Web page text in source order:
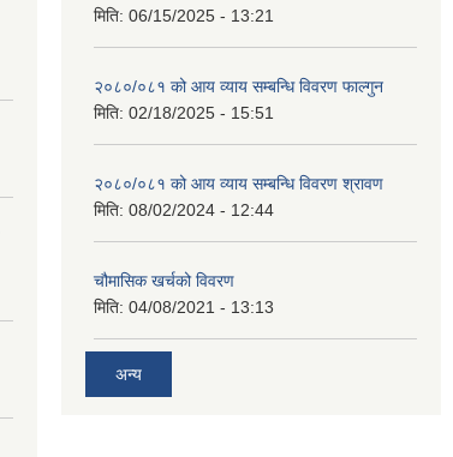
मिति: 06/15/2025 - 13:21
२०८०/०८१ को आय व्याय सम्बन्धि विवरण फाल्गुन
मिति: 02/18/2025 - 15:51
२०८०/०८१ को आय व्याय सम्बन्धि विवरण श्रावण
मिति: 08/02/2024 - 12:44
चौमासिक खर्चको विवरण
मिति: 04/08/2021 - 13:13
अन्य